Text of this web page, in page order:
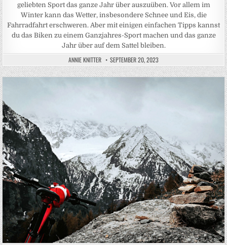
geliebten Sport das ganze Jahr über auszuüben. Vor allem im
Winter kann das Wetter, insbesondere Schnee und Eis, die
Fahrradfahrt erschweren. Aber mit einigen einfachen Tipps kannst
du das Biken zu einem Ganzjahres-Sport machen und das ganze
Jahr über auf dem Sattel bleiben.
ANNIE KNITTER SEPTEMBER 20, 2023